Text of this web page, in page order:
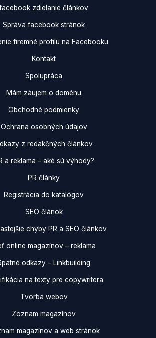
facebook zdielanie článkov
Správa facebook stránok
firemné profilu na Facebooku
Kontakt
Spolupráca
Mám záujem o doménu
Obchodné podmienky
Ochrana osobných údajov
z redakčných článkov
a reklama – aké sú výhody?
PR články
Registrácia do katalógov
SEO článok
chyby PR a SEO článkov
online magazínov – reklama
odkazy – Linkbuilding
na texty pre copywritera
Tvorba webov
Zoznam magazínov
magazínov a web stránok